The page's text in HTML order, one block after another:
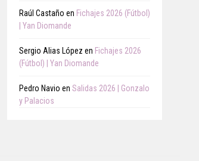
Raúl Castaño en Fichajes 2026 (Fútbol)
| Yan Diomande
Sergio Alias López en Fichajes 2026
(Fútbol) | Yan Diomande
Pedro Navio en Salidas 2026 | Gonzalo
y Palacios